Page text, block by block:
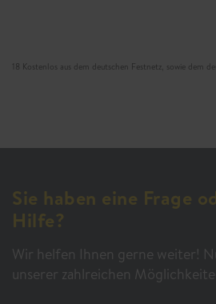
18 Kostenlos aus dem deutschen Festnetz, sowie dem
Sie haben eine Frage
Hilfe?
Wir helfen Ihnen gerne weiter!
unserer zahlreichen